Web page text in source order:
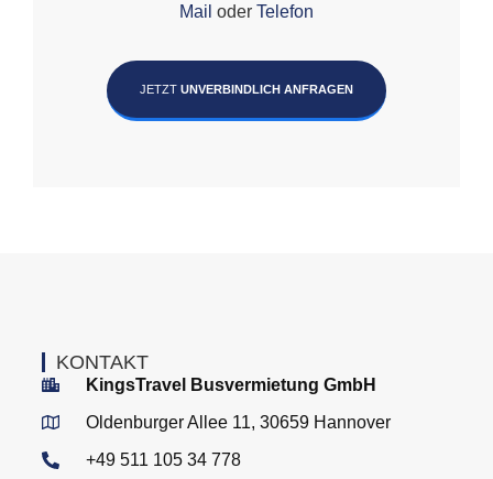
Mail oder Telefon
JETZT UNVERBINDLICH ANFRAGEN
KONTAKT
KingsTravel Busvermietung GmbH
Oldenburger Allee 11, 30659 Hannover
+49 511 105 34 778